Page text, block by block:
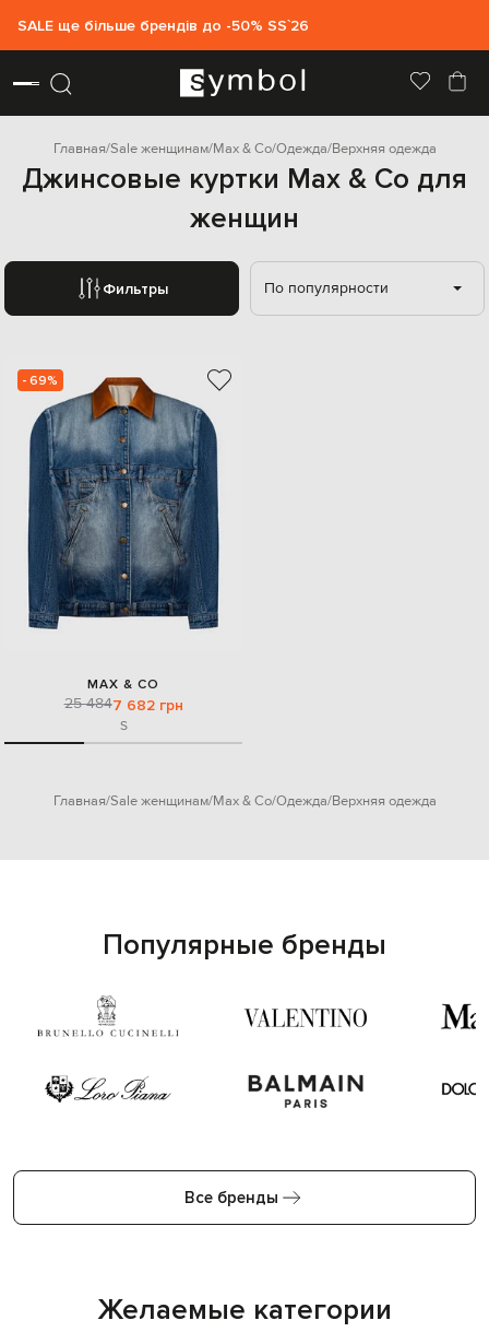
SALE ще більше брендів до -50% SS`26
Главная Sale женщинам Max & Co Одежда Верхняя одежда
Джинсовые куртки Max & Co для
женщин
Фильтры По популярности
- 69%
MAX & CO
25 4847 682 грн
S
Главная Sale женщинам Max & Co Одежда Верхняя одежда
Популярные бренды
Все бренды
Желаемые категории